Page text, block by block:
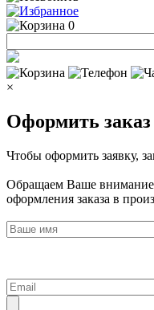
0
×
Оформить заказ
Чтобы оформить заявку,
Обращаем Ваше
оформления заказа в